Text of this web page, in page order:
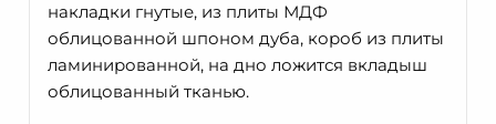
накладки гнутые, из плиты МДФ
облицованной шпоном дуба, короб из плиты
ламинированной, на дно ложится вкладыш
облицованный тканью.